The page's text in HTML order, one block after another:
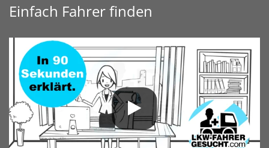
Einfach Fahrer finden